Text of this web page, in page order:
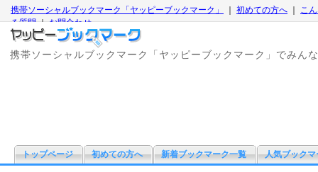
携帯ソーシャルブックマーク「ヤッピーブックマーク」 初めての方へ
こ
る質問｜お問合わせ
携帯ソーシャルブックマーク「ヤッピーブックマーク」でみん
トップページ 初めての方へ 新着ブックマーク一覧 人気ブックマ